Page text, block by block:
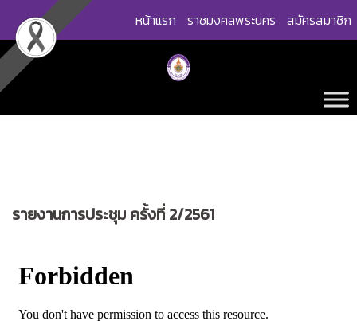
content
หน้าแรก ราชมงคลพระนคร สมัครสมาชิก
รายงานการประชุม ครั้งที่ 2/2561